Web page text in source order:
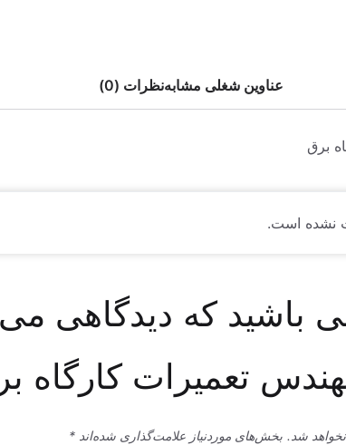
عناوین شغلی مشابهنظرات (0)
برق
نشده است.
باشید که دیدگاهی
تعمیرات کارگاه
شد. بخش‌های موردنیاز علامت‌گذاری شده‌اند *